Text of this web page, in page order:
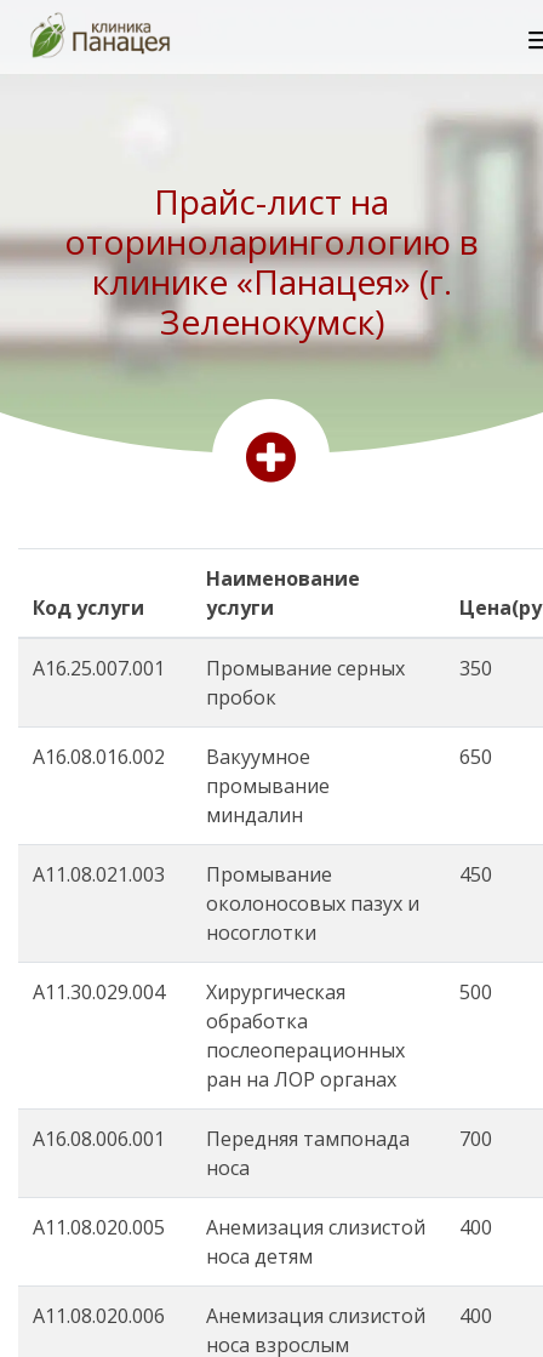
Прайс-лист на
оториноларингологию в
клинике «Панацея» (г.
Зеленокумск)
Код услуги
Наименование
услуги
A16.25.007.001
Промывание серных
пробок
350
A16.08.016.002
Вакуумное
промывание
миндалин
650
A11.08.021.003
Промывание
околоносовых пазух и
носоглотки
450
А11.30.029.004
Хирургическая
обработка
послеоперационных
ран на ЛОР органах
500
A16.08.006.001
Передняя тампонада
носа
700
A11.08.020.005
Анемизация слизистой
носа детям
400
A11.08.020.006
Анемизация слизистой
носа взрослым
400